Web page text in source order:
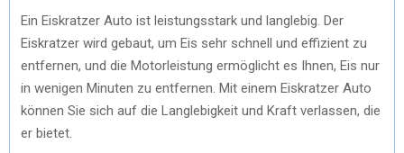
Ein Eiskratzer Auto ist leistungsstark und langlebig. Der
Eiskratzer wird gebaut, um Eis sehr schnell und effizient zu
entfernen, und die Motorleistung ermöglicht es Ihnen, Eis nur
in wenigen Minuten zu entfernen. Mit einem Eiskratzer Auto
können Sie sich auf die Langlebigkeit und Kraft verlassen, die
er bietet.